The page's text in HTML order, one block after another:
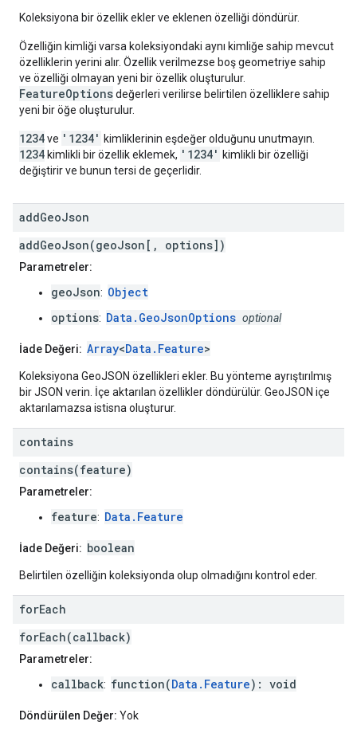
Koleksiyona bir özellik ekler ve eklenen özelliği döndürür.
Özelliğin kimliği varsa koleksiyondaki aynı kimliğe sahip mevcut
özelliklerin yerini alır. Özellik verilmezse boş geometriye sahip
ve özelliği olmayan yeni bir özellik oluşturulur.
FeatureOptionsdeğerleri verilirse belirtilen özelliklere sahip
yeni bir öğe oluşturulur.
1234ve '1234' kimliklerinin eşdeğer olduğunu unutmayın.
1234 kimlikli bir özellik eklemek, '1234' kimlikli bir özelliği
değiştirir ve bunun tersi de geçerlidir.
addGeoJson
addGeoJson(geoJson[, options])
Parametreler:
geoJson: Object
options: Data.GeoJsonOptions optional
İade Değeri: Array<Data.Feature>
Koleksiyona GeoJSON özellikleri ekler. Bu yönteme ayrıştırılmış
bir JSON verin. İçe aktarılan özellikler döndürülür. GeoJSON içe
aktarılamazsa istisna oluşturur.
contains
contains(feature)
Parametreler:
feature: Data.Feature
İade Değeri: boolean
Belirtilen özelliğin koleksiyonda olup olmadığını kontrol eder.
forEach
forEach(callback)
Parametreler:
callback: function(Data.Feature): void
Döndürülen Değer: Yok